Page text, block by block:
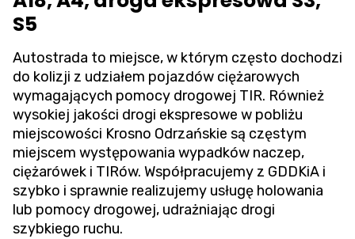
S5
Autostrada to miejsce, w którym często dochodzi
do kolizji z udziałem pojazdów ciężarowych
wymagających pomocy drogowej TIR. Również
wysokiej jakości drogi ekspresowe w pobliżu
miejscowości Krosno Odrzańskie są częstym
miejscem występowania wypadków naczep,
ciężarówek i TIRów. Współpracujemy z GDDKiA i
szybko i sprawnie realizujemy usługę holowania
lub pomocy drogowej, udrażniając drogi
szybkiego ruchu.